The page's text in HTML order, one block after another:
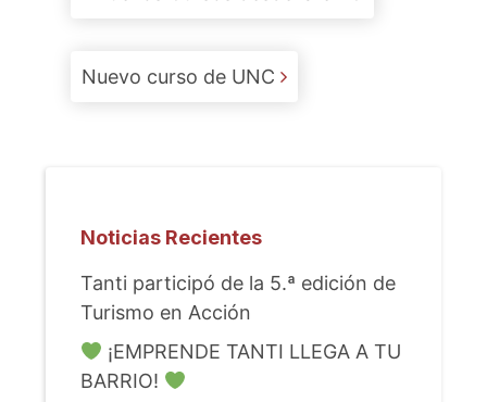
Nuevo curso de UNC
Noticias Recientes
Tanti participó de la 5.ª edición de
Turismo en Acción
¡EMPRENDE TANTI LLEGA A TU
BARRIO!